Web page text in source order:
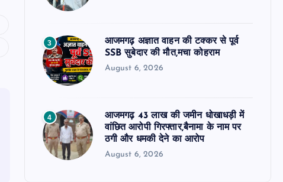
3
आजमगढ़ अज्ञात वाहन की टक्कर से पूर्व
SSB सुबेदार की मौत,मचा कोहराम
August 6, 2026
4
आजमगढ़ 43 लाख की जमीन धोखाधड़ी में
वांछित आरोपी गिरफ्तार,बैनामा के नाम पर
ठगी और धमकी देने का आरोप
August 6, 2026